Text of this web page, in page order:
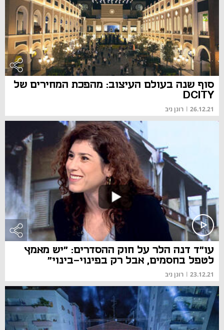
סוף שנה בעולם העיצוב: מהפכת המחירים של
DCITY
26.12.21
| רונן ניב
עו"ד דנה הלר על חוק ההסדרים: "יש מאמץ
לטפל בחסמים, אבל רק בפינוי-בינוי"
23.12.21
| רונן ניב